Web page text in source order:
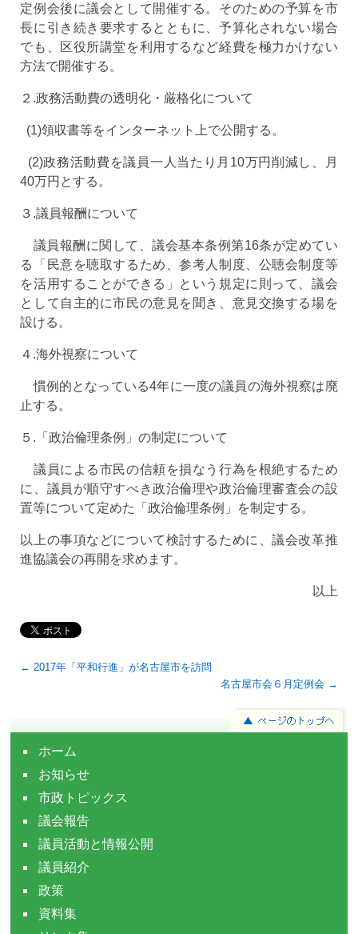
定例会後に議会として開催する。そのための予算を市
長に引き続き要求するとともに、予算化されない場合
でも、区役所講堂を利用するなど経費を極力かけない
方法で開催する。
２.政務活動費の透明化・厳格化について
(1)領収書等をインターネット上で公開する。
(2)政務活動費を議員一人当たり月10万円削減し、月
40万円とする。
３.議員報酬について
議員報酬に関して、議会基本条例第16条が定めてい
る「民意を聴取するため、参考人制度、公聴会制度等
を活用することができる」という規定に則って、議会
として自主的に市民の意見を聞き、意見交換する場を
設ける。
４.海外視察について
慣例的となっている4年に一度の議員の海外視察は廃
止する。
５.「政治倫理条例」の制定について
議員による市民の信頼を損なう行為を根絶するため
に、議員が順守すべき政治倫理や政治倫理審査会の設
置等について定めた「政治倫理条例」を制定する。
以上の事項などについて検討するために、議会改革推
進協議会の再開を求めます。
以上
← 2017年「平和行進」が名古屋市を訪問
名古屋市会６月定例会 →
ホーム
お知らせ
市政トピックス
議会報告
議員活動と情報公開
議員紹介
政策
資料集